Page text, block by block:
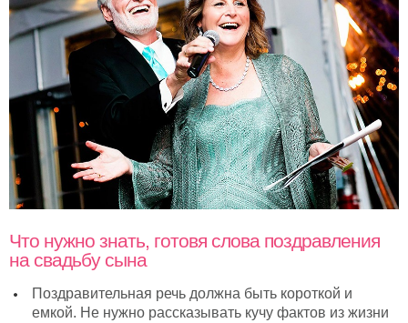
Что нужно знать, готовя слова поздравления
на свадьбу сына
Поздравительная речь должна быть короткой и
емкой. Не нужно рассказывать кучу фактов из жизни